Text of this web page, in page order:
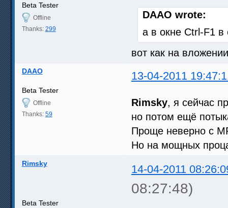
Beta Tester
Offline
Thanks: 299
DAAO wrote:
а в окне Ctrl-F1 в
вот как на
DAAO 13-04-2011
Beta Tester
Offline
Thanks: 59
Rimsky, я сейчас
но потом ещё
Проще неверно с
Но на мощных
Rimsky 14-04-2011
08:27:48)
Beta Tester